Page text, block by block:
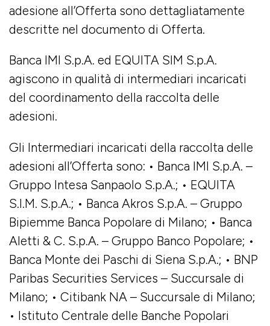
adesione all’Offerta sono dettagliatamente
descritte nel documento di Offerta.
Banca IMI S.p.A. ed EQUITA SIM S.p.A.
agiscono in qualità di intermediari incaricati
del coordinamento della raccolta delle
adesioni.
Gli Intermediari incaricati della raccolta delle
adesioni all’Offerta sono: • Banca IMI S.p.A. –
Gruppo Intesa Sanpaolo S.p.A.; • EQUITA
S.I.M. S.p.A.; • Banca Akros S.p.A. – Gruppo
Bipiemme Banca Popolare di Milano; • Banca
Aletti & C. S.p.A. – Gruppo Banco Popolare; •
Banca Monte dei Paschi di Siena S.p.A.; • BNP
Paribas Securities Services – Succursale di
Milano; • Citibank NA – Succursale di Milano;
• Istituto Centrale delle Banche Popolari